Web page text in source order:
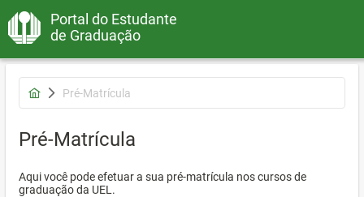
Portal do Estudante
de Graduação
Pré-Matrícula
Pré-Matrícula
Aqui você pode efetuar a sua pré-matrícula nos cursos de
graduação da UEL.